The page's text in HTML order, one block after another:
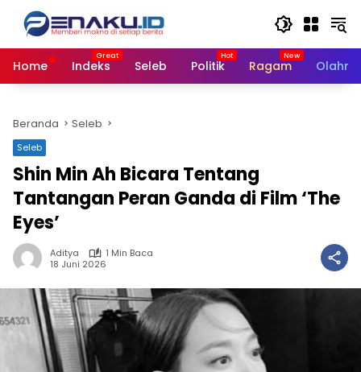
Langsung
konten
Home
Indeks Seleb Politik Ragam
Beranda Seleb
Seleb
Shin Min Ah Bicara Tentang
Tantangan Peran Ganda di Film ‘The
Eyes’
Aditya
1 Min Baca
18 Juni 2026